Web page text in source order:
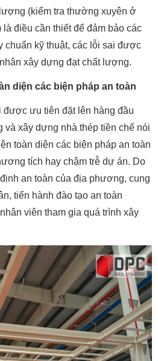
(kiểm tra thường xuyên ở
điều cần thiết để đảm bảo các
chuẩn kỹ thuật, các lỗi sai được
xây dựng đạt chất lượng.
diện các biện pháp an toàn
được ưu tiên đặt lên hàng đầu
và xây dựng nhà thép tiền chế nói
toàn diện các biện pháp an toàn
tích hay chậm trễ dự án. Do
an toàn của địa phương, cung
tiến hành đào tạo an toàn
viên tham gia quá trình xây